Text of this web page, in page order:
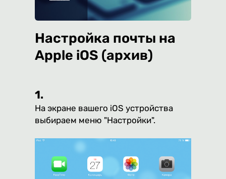
Настройка почты на
Apple iOS (архив)
1.
На экране вашего iOS устройства
выбираем меню "Настройки".